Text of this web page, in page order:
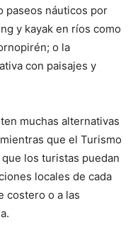
paseos náuticos por
y kayak en ríos como
o la
con paisajes y
muchas alternativas
que el Turismo
los turistas puedan
locales de cada
costero o a las